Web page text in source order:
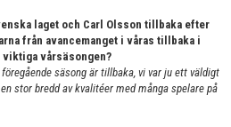
laget och Carl Olsson tillbaka efter
från avancemanget i våras tillbaka i
vårsäsongen?
säsong är tillbaka, vi var ju ett väldigt
stor bredd av kvalitéer med många spelare på